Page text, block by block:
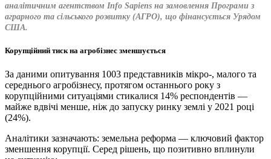
аналітичним агентством Info Sapiens на замовлення Програми з
аграрного та сільського розвитку (АГРО), що фінансується Урядом
США.
Корупційний тиск на агробізнес зменшується
За даними опитування 1003 представників мікро-, малого та
середнього агробізнесу, протягом останнього року з
корупційними ситуаціями стикалися 14% респондентів —
майже вдвічі менше, ніж до запуску ринку землі у 2021 році
(24%).
Аналітики зазначають: земельна реформа — ключовий фактор
зменшення корупції. Серед рішень, що позитивно вплинули